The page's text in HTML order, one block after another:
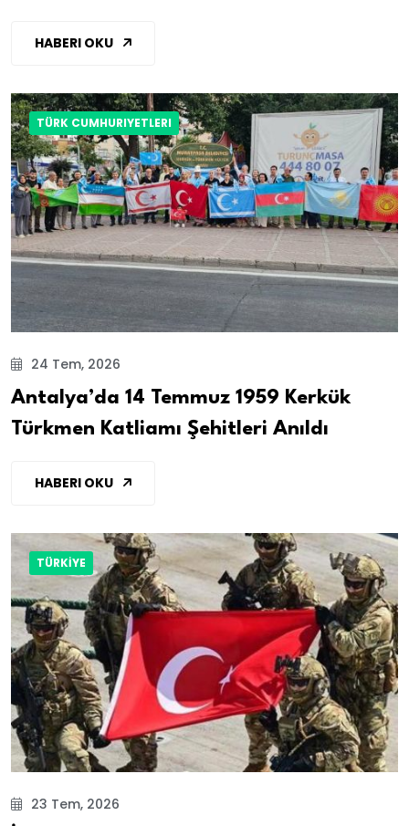
HABERI OKU
TÜRK CUMHURIYETLERI
24 Tem, 2026
Antalya’da 14 Temmuz 1959 Kerkük
Türkmen Katliamı Şehitleri Anıldı
HABERI OKU
TÜRKİYE
23 Tem, 2026